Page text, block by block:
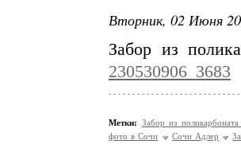
Вторник, 02 Июня
Забор из
230530906_3683
Метки: Забор из
фото в Сочи
Сочи Адлер